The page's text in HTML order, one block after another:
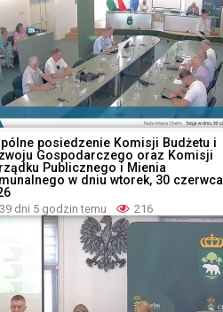
posiedzenie Komisji Budżetu i
Gospodarczego oraz Komisji
Publicznego i Mienia
w dniu wtorek, 30 czerwca
39 dni 5 godzin temu 216